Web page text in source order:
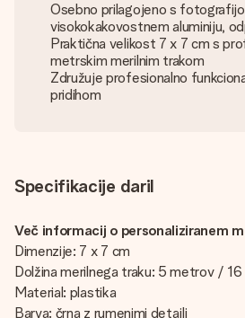
Osebno prilagojeno s
visokokakovostnem aluminiju,
Praktična velikost 7 x 7 cm s
metrskim merilnim trakom
Združuje profesionalno
pridihom
Specifikacije daril
Več informacij o personaliziranem
Dimenzije: 7 x 7 cm
Dolžina merilnega traku: 5 metrov /
Material: plastika
Barva: črna z rumenimi detajli